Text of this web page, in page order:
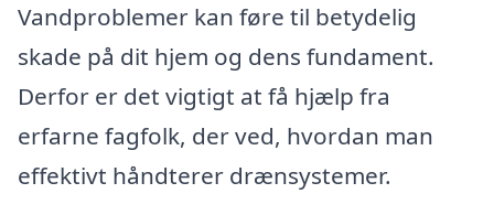
Vandproblemer kan føre til betydelig
skade på dit hjem og dens fundament.
Derfor er det vigtigt at få hjælp fra
erfarne fagfolk, der ved, hvordan man
effektivt håndterer drænsystemer.